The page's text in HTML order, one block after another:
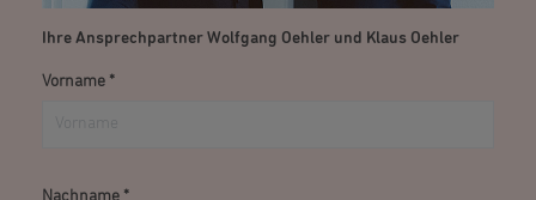
Ihre Ansprechpartner Wolfgang Oehler und Klaus Oehler
Vorname *
Nachname *